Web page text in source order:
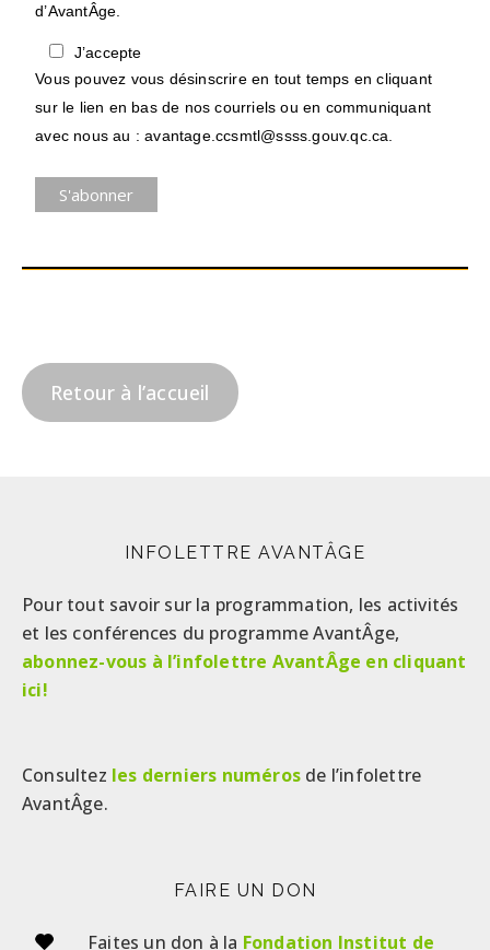
d’AvantÂge.
J’accepte
Vous pouvez vous désinscrire en tout temps en cliquant
sur le lien en bas de nos courriels ou en communiquant
avec nous au : avantage.ccsmtl@ssss.gouv.qc.ca.
Retour à l’accueil
INFOLETTRE AVANTÂGE
Pour tout savoir sur la programmation, les activités
et les conférences du programme AvantÂge,
abonnez-vous à l’infolettre AvantÂge en cliquant
ici!
Consultez les derniers numéros de l’infolettre
AvantÂge.
FAIRE UN DON
Faites un don à la Fondation Institut de